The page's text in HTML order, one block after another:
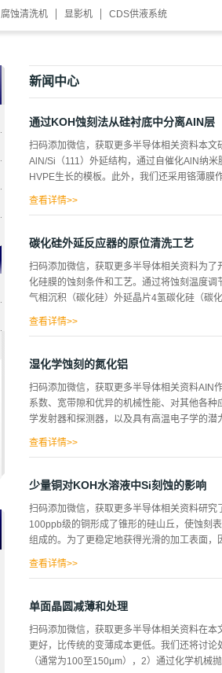
腐蚀清洗机 显影机 CDS供液系统
新闻中心
通过KOH蚀刻法从硅衬底中分离AIN层
扫码添加微信，获取更多半导体相关资料本
AlN/Si（111）外延结构，通过自催化AlN纳
HVPE生长的模板。此外，我们还采用铬薄膜
过延伸的可能性，这项工作是研究通过氢氧
底物的原外延制备采用改进的白石法进行，
PAMBEAlN/Si（111）样品获得的样品作为
样品进行了研究，在KOH：h2o（1：5）溶
查看详情>>
碳化硅外延反应器的原位清洗工艺
扫码添加微信，获取更多半导体相关资料为
化硅膜的蚀刻条件和工艺。通过将蚀刻温度
气相沉积（碳化硅）外延晶片4氢碳化硅（碳
碳化硅外延反应器原位清洗工艺的化学反应
50μm厚的4h碳化硅外延薄膜。为了进行蚀刻
系统、一个石英室和六个红外灯组成。供气
石英室的高度和宽度分别为10mm和40mm，
量的温度进行调整。 图2图2显示了本研究中
查看详情>>
湿化学蚀刻的氮化铝
扫码添加微信，获取更多半导体相关资料AIN
系数、宽带隙和优异的机械性能、对其他各
学发射器和探测器，以及具有高温电子学的
发用于器件结构图案化的受控湿和干蚀刻技
NaOH18溶液中被蚀刻，由于缺乏可靠的单
ch4/h2-、氯气-或br2基的等离子体化学中，
波MPOR610，以2.45GHz和200W正向功率
究了两种不同的单晶样品：第一个有一个双晶
查看详情>>
少量铜对KOH水溶液中Si刻蚀的影响
扫码添加微信，获取更多半导体相关资料研究
100ppb级的铜形成了锥形的硅山丘，使蚀刻
组成的。为了更稳定地获得光滑的加工表面
出现次数根据硅晶片的热处理条件而不同。
水溶液（85%KOH试剂，关东化学制造，用
质的量，确认添加Cu之前液体中Cu的量，然
准溶液并将其与化学品中所含的含量相加来
查看详情>>
单面晶圆减薄和处理
扫码添加微信，获取更多半导体相关资料在
更好，比传统的变薄成本更低。我们还将讨
（通常为100至150µm），2）通过化学机械